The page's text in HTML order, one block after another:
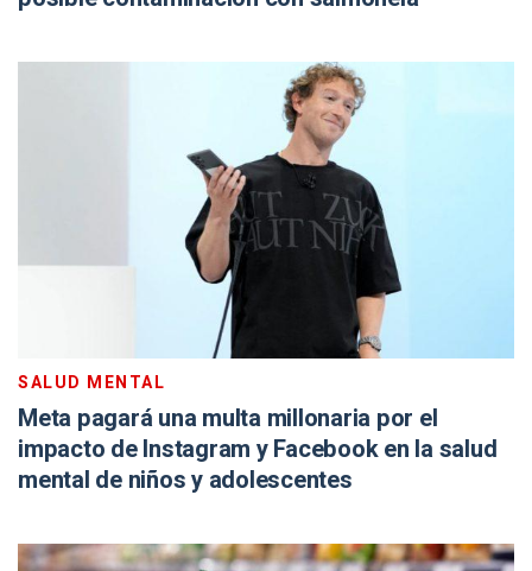
SALUD MENTAL
Meta pagará una multa millonaria por el
impacto de Instagram y Facebook en la salud
mental de niños y adolescentes